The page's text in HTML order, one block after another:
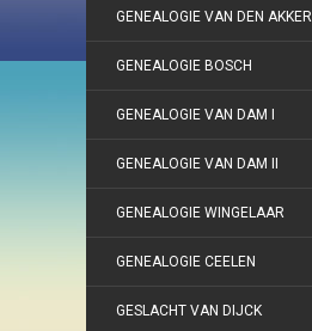
GENEALOGIE VAN DEN AKKER
GENEALOGIE BOSCH
GENEALOGIE VAN DAM I
GENEALOGIE VAN DAM II
GENEALOGIE WINGELAAR
GENEALOGIE CEELEN
GESLACHT VAN DIJCK